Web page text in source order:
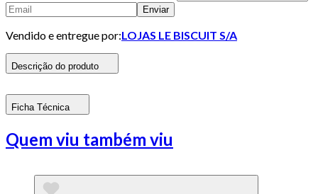
Enviar
Vendido e entregue por:LOJAS LE BISCUIT S/A
Descrição do produto
Ficha Técnica
Quem viu também viu